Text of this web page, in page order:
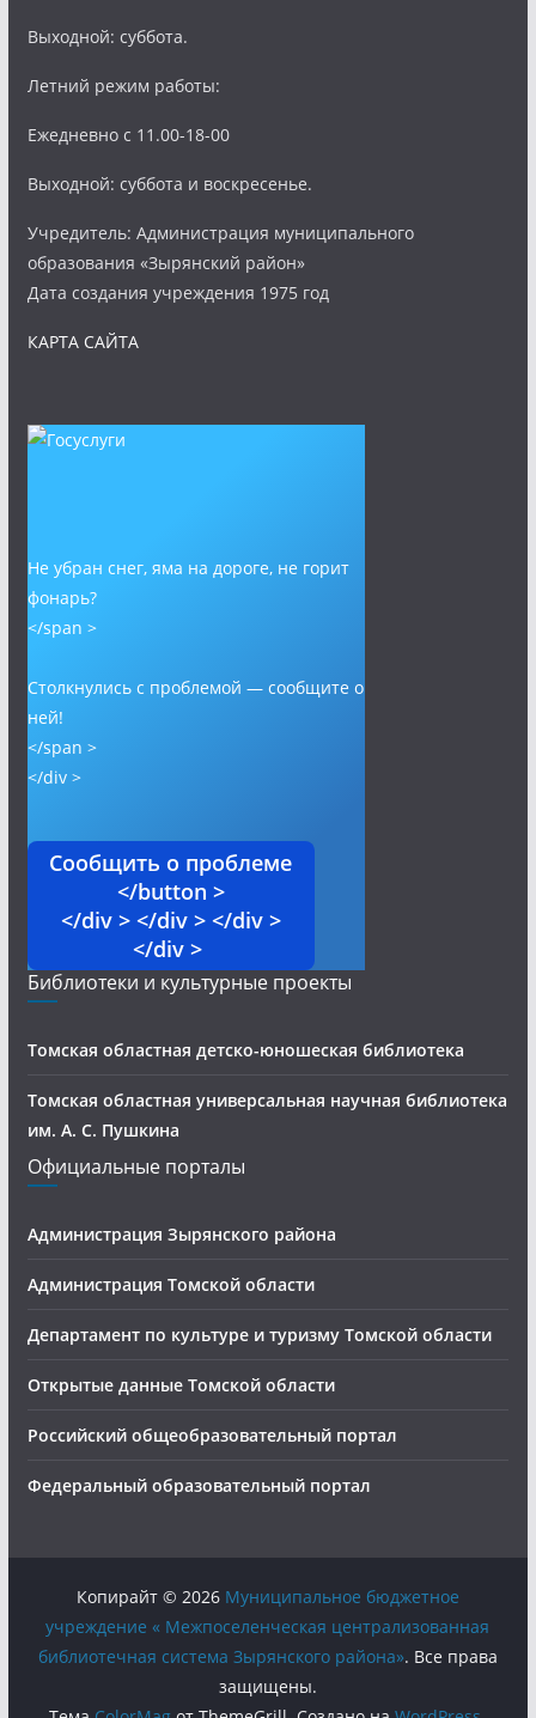
Выходной: суббота.
Летний режим работы:
Ежедневно с 11.00-18-00
Выходной: суббота и воскресенье.
Учредитель: Администрация муниципального
образования «Зырянский район»
Дата создания учреждения 1975 год
КАРТА САЙТА
Не убран снег, яма на дороге, не горит
фонарь?
</span >
Столкнулись с проблемой — сообщите о
ней!
</span >
</div >
Сообщить о проблеме
</button >
</div > </div > </div >
</div >
Библиотеки и культурные проекты
Томская областная детско-юношеская библиотека
Томская областная универсальная научная библиотека
им. А. С. Пушкина
Официальные порталы
Администрация Зырянского района
Администрация Томской области
Департамент по культуре и туризму Томской области
Открытые данные Томской области
Российский общеобразовательный портал
Федеральный образовательный портал
Копирайт © 2026 Муниципальное бюджетное
учреждение « Межпоселенческая централизованная
библиотечная система Зырянского района». Все права
защищены.